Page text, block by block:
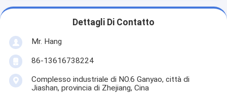
Dettagli Di Contatto
Mr. Hang
86-13616738224
Complesso industriale di NO.6 Ganyao, città di
Jiashan, provincia di Zhejiang, Cina